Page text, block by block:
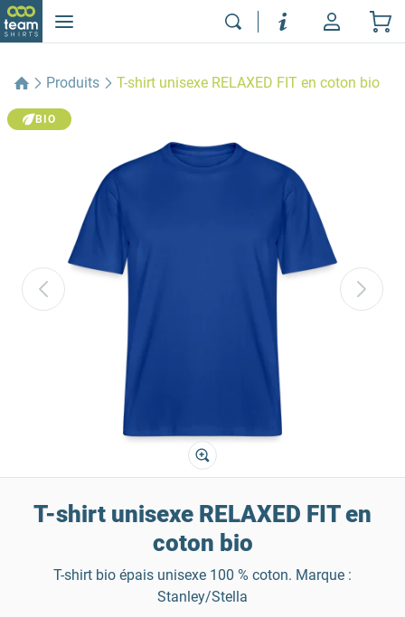
Produits T-shirt unisexe RELAXED FIT en coton bio
BIO
T-shirt unisexe RELAXED FIT en
coton bio
T-shirt bio épais unisexe 100 % coton. Marque :
Stanley/Stella